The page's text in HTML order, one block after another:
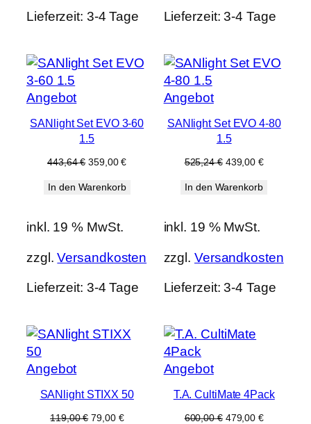
Lieferzeit: 3-4 Tage Lieferzeit:3-4 Tage
AngebotProdukt
Angebot
SANlight Set EVO 3-60
1.5
443,64€ Ursprünglicher
war:
359,00€Aktueller
ist:
In den Warenkorb
inkl. 19 % MwSt.
zzgl.Versandkosten
Lieferzeit: 3-4 Tage
AngebotProdukt
Angebot
SANlight Set EVO 4-80
1.5
525,24€ Ursprünglicher
war:
439,00€Aktueller
ist:
In den Warenkorb
inkl. 19 % MwSt.
zzgl. Versandkosten
Lieferzeit:3-4 Tage
AngebotProdukt
Angebot
SANlight STIXX 50
119,00€ Ursprünglicher
79,00 €Aktueller
AngebotProdukt
Angebot
T.A. CultiMate 4Pack
600,00€ Ursprünglicher
479,00€Aktueller